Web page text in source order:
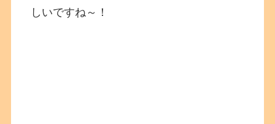
しいですね～！